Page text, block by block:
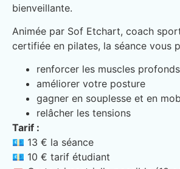
bienveillante.
Animée par Sof Etchart, coach
certifiée en pilates, la séance vous
renforcer les muscles profonds
améliorer votre posture
gagner en souplesse et en
relâcher les tensions
Tarif :
💶 13 € la séance
💶 10 € tarif étudiant